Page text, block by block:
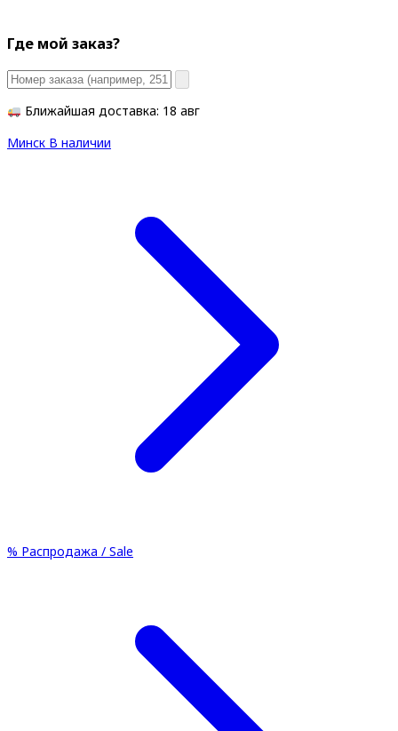
Где мой заказ?
Ближайшая доставка: 18 авг
Минск В наличии
% Распродажа / Sale